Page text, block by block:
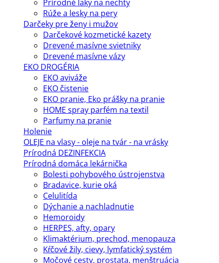
Prírodné laky na nechty
Rúže a lesky na pery
Darčeky pre ženy i mužov
Darčekové kozmetické kazety
Drevené masívne svietniky
Drevené masívne vázy
EKO DROGÉRIA
EKO aviváže
EKO čistenie
EKO pranie, Eko prášky na pranie
HOME spray parfém na textil
Parfumy na pranie
Holenie
OLEJE na vlasy - oleje na tvár - na vrásky
Prírodná DEZINFEKCIA
Prírodná domáca lekárnička
Bolesti pohybového ústrojenstva
Bradavice, kurie oká
Celulitída
Dýchanie a nachladnutie
Hemoroidy
HERPES, afty, opary
Klimaktérium, prechod, menopauza
Kŕčové žily, cievy, lymfatický systém
Močové cesty, prostata, menštruácia